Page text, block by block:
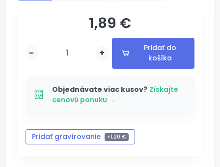
1,89 €s gravírovaním
- +
Pridať do
košíka
Pridávam...
Pridané
Objednávate viac kusov? Získajte
cenovú ponuku →
Pridať gravírovanie +1,20 €
Zrušiť gravírovanie